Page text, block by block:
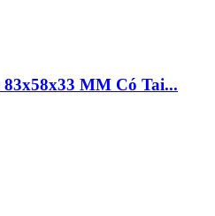
MM Có Tai...